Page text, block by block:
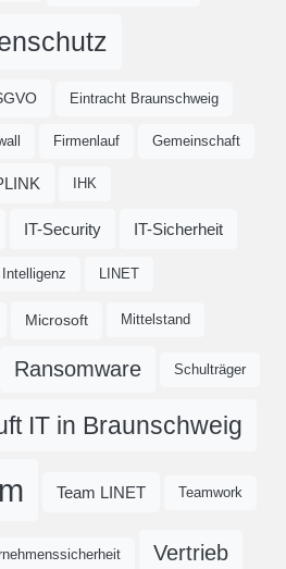
Eintracht Braunschweig
Firmenlauf Gemeinschaft
IHK
IT-Security IT-Sicherheit
LINET
Microsoft Mittelstand
Ransomware Schulträger
IT in Braunschweig
Team LINET Teamwork
Vertrieb